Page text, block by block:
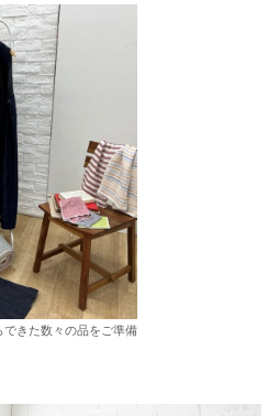
できた数々の品をご準備